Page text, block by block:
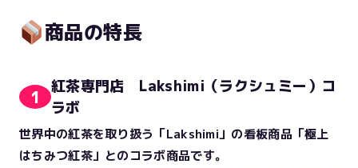
商品の特長
1
紅茶専門店 Lakshimi（ラクシュミー）コ
ラボ
世界中の紅茶を取り扱う「Lakshimi」の看板商品「極上
はちみつ紅茶」とのコラボ商品です。